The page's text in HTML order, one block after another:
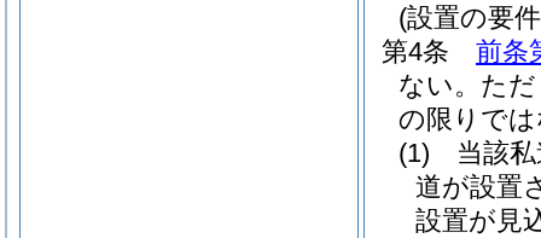
(設置の要
第4条
前条
ない。 た
の限りで
(1)
当該
道が設置
設置が見